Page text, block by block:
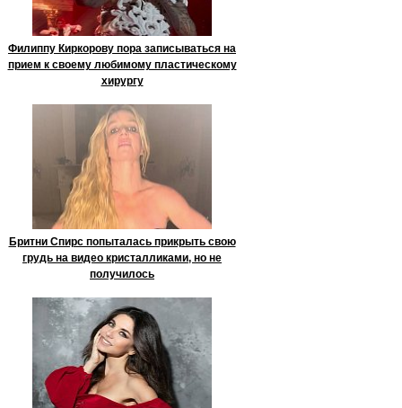
Филиппу Киркорову пора записываться на
прием к своему любимому пластическому
хирургу
Бритни Спирс попыталась прикрыть свою
грудь на видео кристалликами, но не
получилось